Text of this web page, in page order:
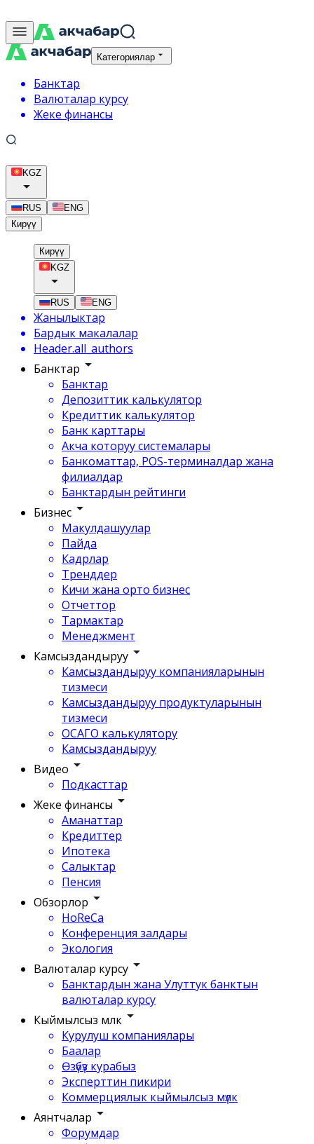
Категориялар
Банктар
Валюталар курсу
Жеке финансы
KGZ
RUS
ENG
Кирүү
Кирүү
KGZ
RUS ENG
Жанылыктар
Бардык макалалар
Header.all_authors
Банктар
Банктар
Депозиттик калькулятор
Кредиттик калькулятор
Банк карттары
Акча которуу системалары
Банкоматтар, POS-терминалдар жана
филиалдар
Банктардын рейтинги
Бизнес
Макулдашуулар
Пайда
Кадрлар
Тренддер
Кичи жана орто бизнес
Отчеттор
Тармактар
Менеджмент
Камсыздандыруу
Камсыздандыруу компанияларынын
тизмеси
Камсыздандыруу продуктуларынын
тизмеси
ОСАГО калькулятору
Камсыздандыруу
Видео
Подкасттар
Жеке финансы
Аманаттар
Кредиттер
Ипотека
Салыктар
Пенсия
Обзорлор
HoReCa
Конференция залдары
Экология
Валюталар курсу
Банктардын жана Улуттук банктын
валюталар курсу
Кыймылсыз мүлк
Курулуш компаниялары
Баалар
Өзүбүз курабыз
Эксперттин пикири
Коммерциялык кыймылсыз мүлк
Аянтчалар
Форумдар